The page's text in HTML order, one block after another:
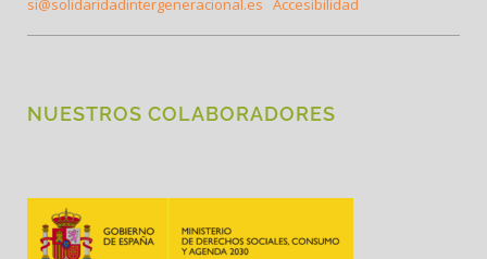
si@solidaridadintergeneracional.es Accesibilidad
NUESTROS COLABORADORES